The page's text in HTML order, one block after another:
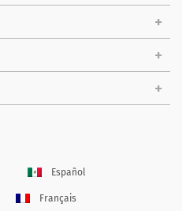
Español
Français